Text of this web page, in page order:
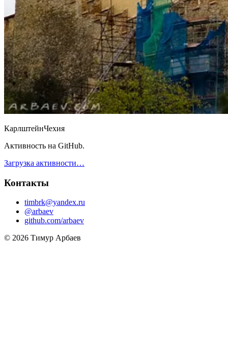
КарлштейнЧехия
Активность на GitHub.
Загрузка активности…
Контакты
timbrk@yandex.ru
@arbaev
github.com/arbaev
© 2026 Тимур Арбаев